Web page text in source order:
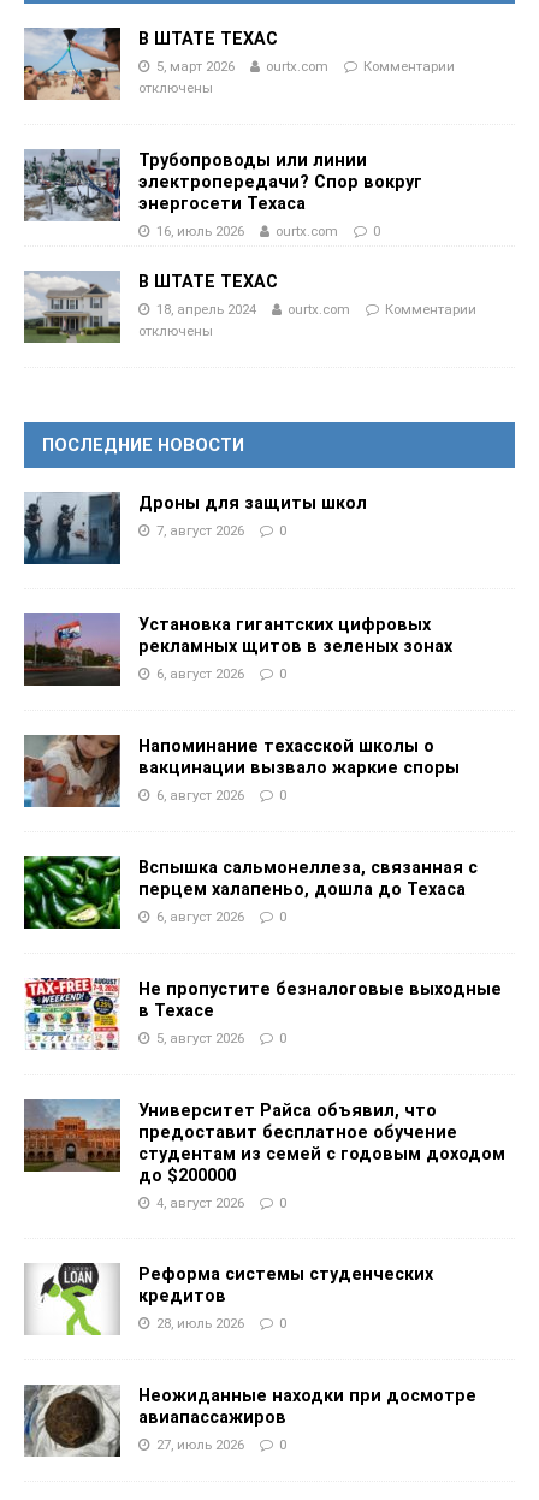
В ШТАТЕ ТЕХАС
5, март 2026 ourtx.com
Комментарии
отключены
Трубопроводы или линии
электропередачи? Спор вокруг
энергосети Техаса
16, июль 2026 ourtx.com 0
В ШТАТЕ ТЕХАС
18, апрель 2024 ourtx.com
Комментарии
отключены
ПОСЛЕДНИЕ НОВОСТИ
Дроны для защиты школ
7, август 2026 0
Установка гигантских цифровых
рекламных щитов в зеленых зонах
6, август 2026 0
Напоминание техасской школы о
вакцинации вызвало жаркие споры
6, август 2026 0
Вспышка сальмонеллеза, связанная с
перцем халапеньо, дошла до Техаса
6, август 2026 0
Не пропустите безналоговые выходные
в Техасе
5, август 2026 0
Университет Райса объявил, что
предоставит бесплатное обучение
студентам из семей с годовым доходом
до $200000
4, август 2026 0
Реформа системы студенческих
кредитов
28, июль 2026 0
Неожиданные находки при досмотре
авиапассажиров
27, июль 2026 0